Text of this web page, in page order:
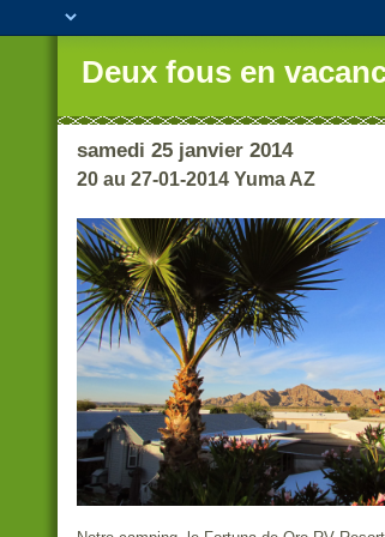
Deux fous en
samedi 25 janvier 2014
20 au 27-01-2014 Yuma AZ